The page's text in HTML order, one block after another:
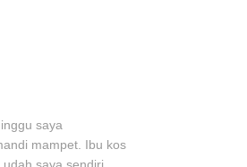
saya
mampet. Ibu kos